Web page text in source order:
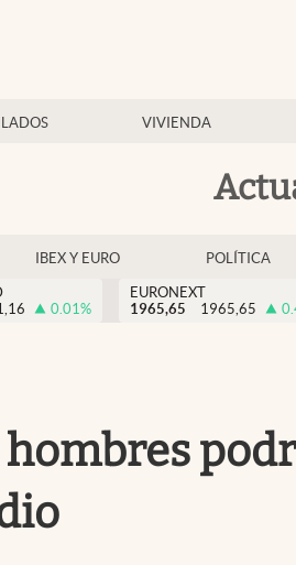
VIVIENDA
IBEX Y EURO POLÍTICA
0.01%
EURONEXT
1965,65
1965,65
hombres